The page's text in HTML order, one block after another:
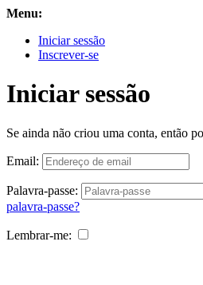
Menu:
Iniciar sessão
Inscrever-se
Iniciar sessão
Se ainda não criou uma conta, então
Email:
Palavra-passe:
palavra-passe?
Lembrar-me: